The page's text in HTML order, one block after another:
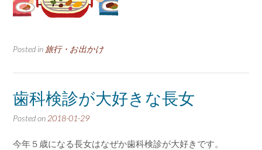
Posted in 旅行・お出かけ
歯科検診が大好きな長女
Posted on 2018-01-29
今年５歳になる長女はなぜか歯科検診が大好きです。